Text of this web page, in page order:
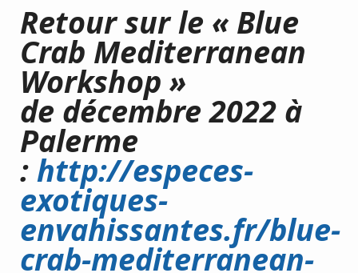
Retour sur le « Blue
Crab Mediterranean
Workshop »
de décembre 2022 à
Palerme
:http://especes-
exotiques-
envahissantes.fr/blue-
crab-mediterranean-